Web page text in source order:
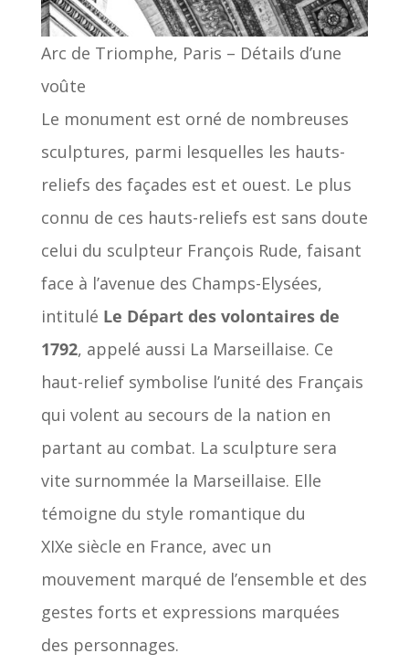
Arc de Triomphe, Paris – Détails d’une
voûte
Le monument est orné de nombreuses
sculptures, parmi lesquelles les hauts-
reliefs des façades est et ouest. Le plus
connu de ces hauts-reliefs est sans doute
celui du sculpteur François Rude, faisant
face à l’avenue des Champs-Elysées,
intitulé Le Départ des volontaires de
1792, appelé aussi La Marseillaise. Ce
haut-relief symbolise l’unité des Français
qui volent au secours de la nation en
partant au combat. La sculpture sera
vite surnommée la Marseillaise. Elle
témoigne du style romantique du
XIXe siècle en France, avec un
mouvement marqué de l’ensemble et des
gestes forts et expressions marquées
des personnages.